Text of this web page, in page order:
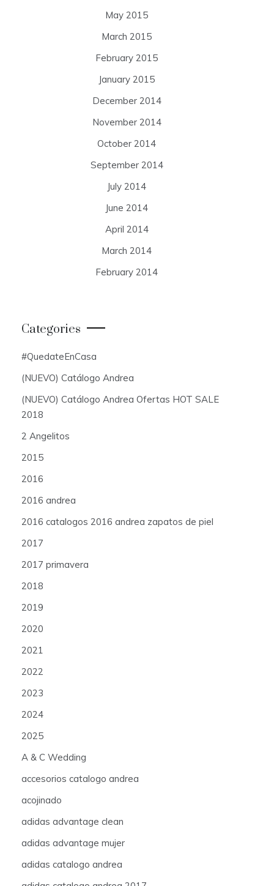
May 2015
March 2015
February 2015
January 2015
December 2014
November 2014
October 2014
September 2014
July 2014
June 2014
April 2014
March 2014
February 2014
Categories
#QuedateEnCasa
(NUEVO) Catálogo Andrea
(NUEVO) Catálogo Andrea Ofertas HOT SALE
2018
2 Angelitos
2015
2016
2016 andrea
2016 catalogos 2016 andrea zapatos de piel
2017
2017 primavera
2018
2019
2020
2021
2022
2023
2024
2025
A & C Wedding
accesorios catalogo andrea
acojinado
adidas advantage clean
adidas advantage mujer
adidas catalogo andrea